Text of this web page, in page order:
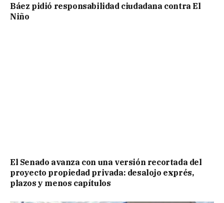
Báez pidió responsabilidad ciudadana contra El
Niño
El Senado avanza con una versión recortada del
proyecto propiedad privada: desalojo exprés,
plazos y menos capítulos